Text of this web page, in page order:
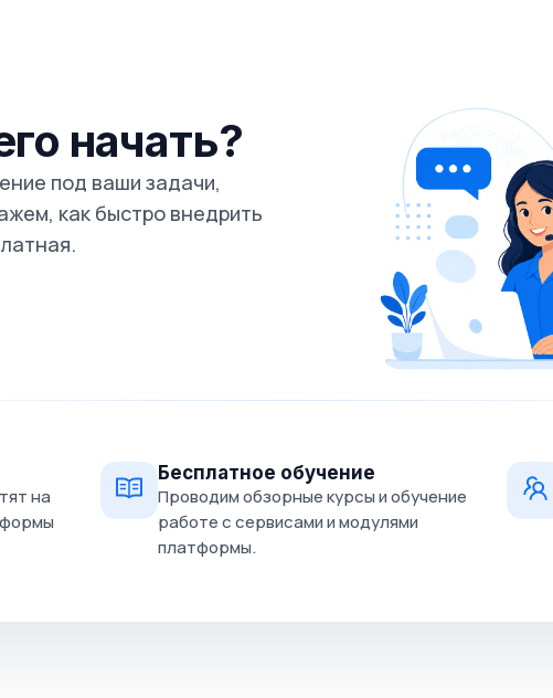
начать?
под ваши задачи,
как быстро внедрить
на
Бесплатное обучение
Проводим обзорные курсы и обучение
работе с сервисами и модулями
платформы.